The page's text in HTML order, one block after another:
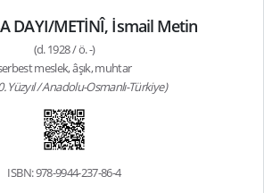
DAYI/METİNÎ, İsmail Metin
(d. 1928 / ö. -)
meslek, âşık, muhtar
Yüzyıl / Anadolu-Osmanlı-Türkiye)
ISBN: 978-9944-237-86-4